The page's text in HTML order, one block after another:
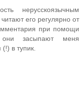
нерусскоязычным
его регулярно от
при помощи
они засыпают меня
в тупик.